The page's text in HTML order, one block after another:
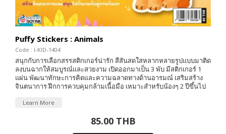
Puffy Stickers : Animals
Code : I-KID-1404
สนุกกับการเลือกสรรสติกเกอร์น่ารัก สีสันสดใสหลากหลายรูปแบบมาติด
ลงบนฉากให้สมบูรณ์และสวยงาม เปิดออกมาเป็น 3 พับ มีสติกเกอร์ 1
แผ่น พัฒนาทักษะการคิดและความฉลาดทางด้านอารมณ์ เสริมสร้าง
จินตนาการ ฝึกการควบคุมกล้ามเนื้อมือ เหมาะสำหรับน้องๆ 2 ปีขึ้นไป
Learn More
85.00 THB